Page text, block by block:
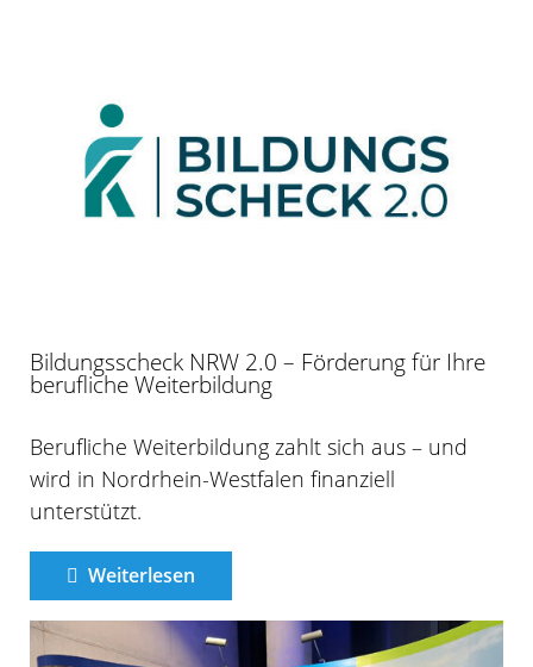
Bildungsscheck NRW 2.0 – Förderung für Ihre
berufliche Weiterbildung
Berufliche Weiterbildung zahlt sich aus – und
wird in Nordrhein-Westfalen finanziell
unterstützt.
Weiterlesen